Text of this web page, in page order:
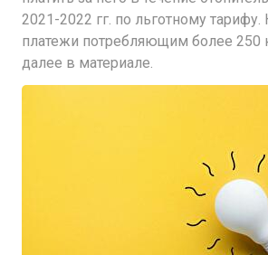
2021-2022 гг. по льготному
платежи потребляющим более 250
далее в материале.